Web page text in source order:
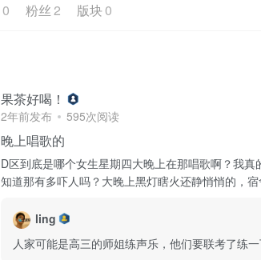
0 粉丝2 版块 0
果茶好喝！
2年前发布 595次阅读
晚上唱歌的
D区到底是哪个女生星期四大晚上在那唱歌啊？我
知道那有多吓人吗？大晚上黑灯瞎火还静悄悄的，
ling
人家可能是高三的师姐练声乐，他们要联考了练